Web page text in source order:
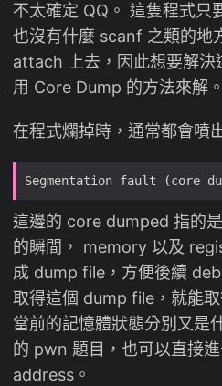
不太確定 QQ。 這隻程式只
也沒有什麼 scanf 之類的地
attach 上去，因此想要解決
用 Core Dump 的方法來解。
在程式爛掉時，通常都會噴
這邊的 core dumped 指的
的瞬間， memory 以及
成 dump file，方便後續
取得這個 dump file，就能
當前的記憶體狀態分別又是
的 pwn 題目，也可以直接
address。